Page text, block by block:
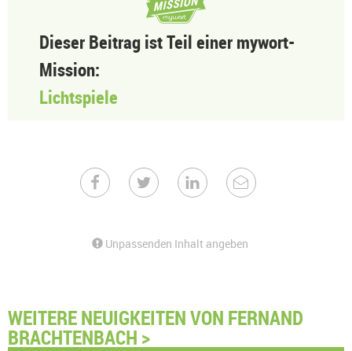
Dieser Beitrag ist Teil einer mywort-
Mission:
Lichtspiele
Unpassenden Inhalt angeben
WEITERE NEUIGKEITEN VON FERNAND
BRACHTENBACH >